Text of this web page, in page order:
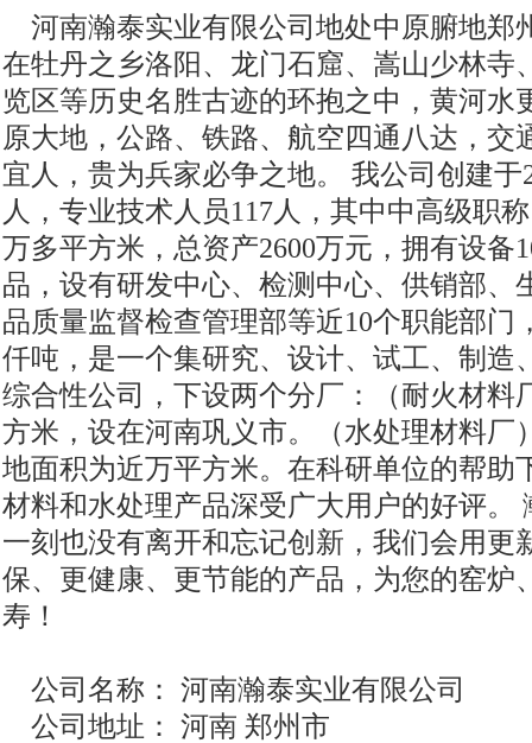
河南瀚泰实业有限公司地处中原腑地郑
在牡丹之乡洛阳、龙门石窟、嵩山少林寺
览区等历史名胜古迹的环抱之中，黄河水
原大地，公路、铁路、航空四通八达，交
宜人，贵为兵家必争之地。 我公司创建于
人，专业技术人员117人，其中中高级职
万多平方米，总资产2600万元，拥有设备
品，设有研发中心、检测中心、供销部、
品质量监督检查管理部等近10个职能部门
仟吨，是一个集研究、设计、试工、制造
综合性公司，下设两个分厂：（耐火材料
方米，设在河南巩义市。（水处理材料厂
地面积为近万平方米。在科研单位的帮助
材料和水处理产品深受广大用户的好评。
一刻也没有离开和忘记创新，我们会用更
保、更健康、更节能的产品，为您的窑炉
寿！
公司名称： 河南瀚泰实业有限公司
公司地址： 河南 郑州市